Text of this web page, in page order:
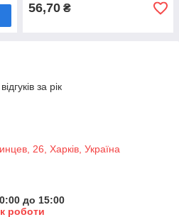
56,70 ₴
за рік
26, Харків, Україна
до 15:00
роботи